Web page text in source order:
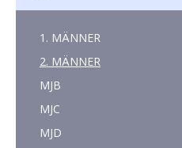
1. MÄNNER
2. MÄNNER
MJB
MJC
MJD